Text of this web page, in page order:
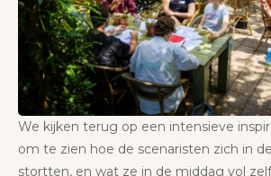
We kijken terug op een intensieve
om te zien hoe de scenaristen zich in
stortten, en wat ze in de middag vol